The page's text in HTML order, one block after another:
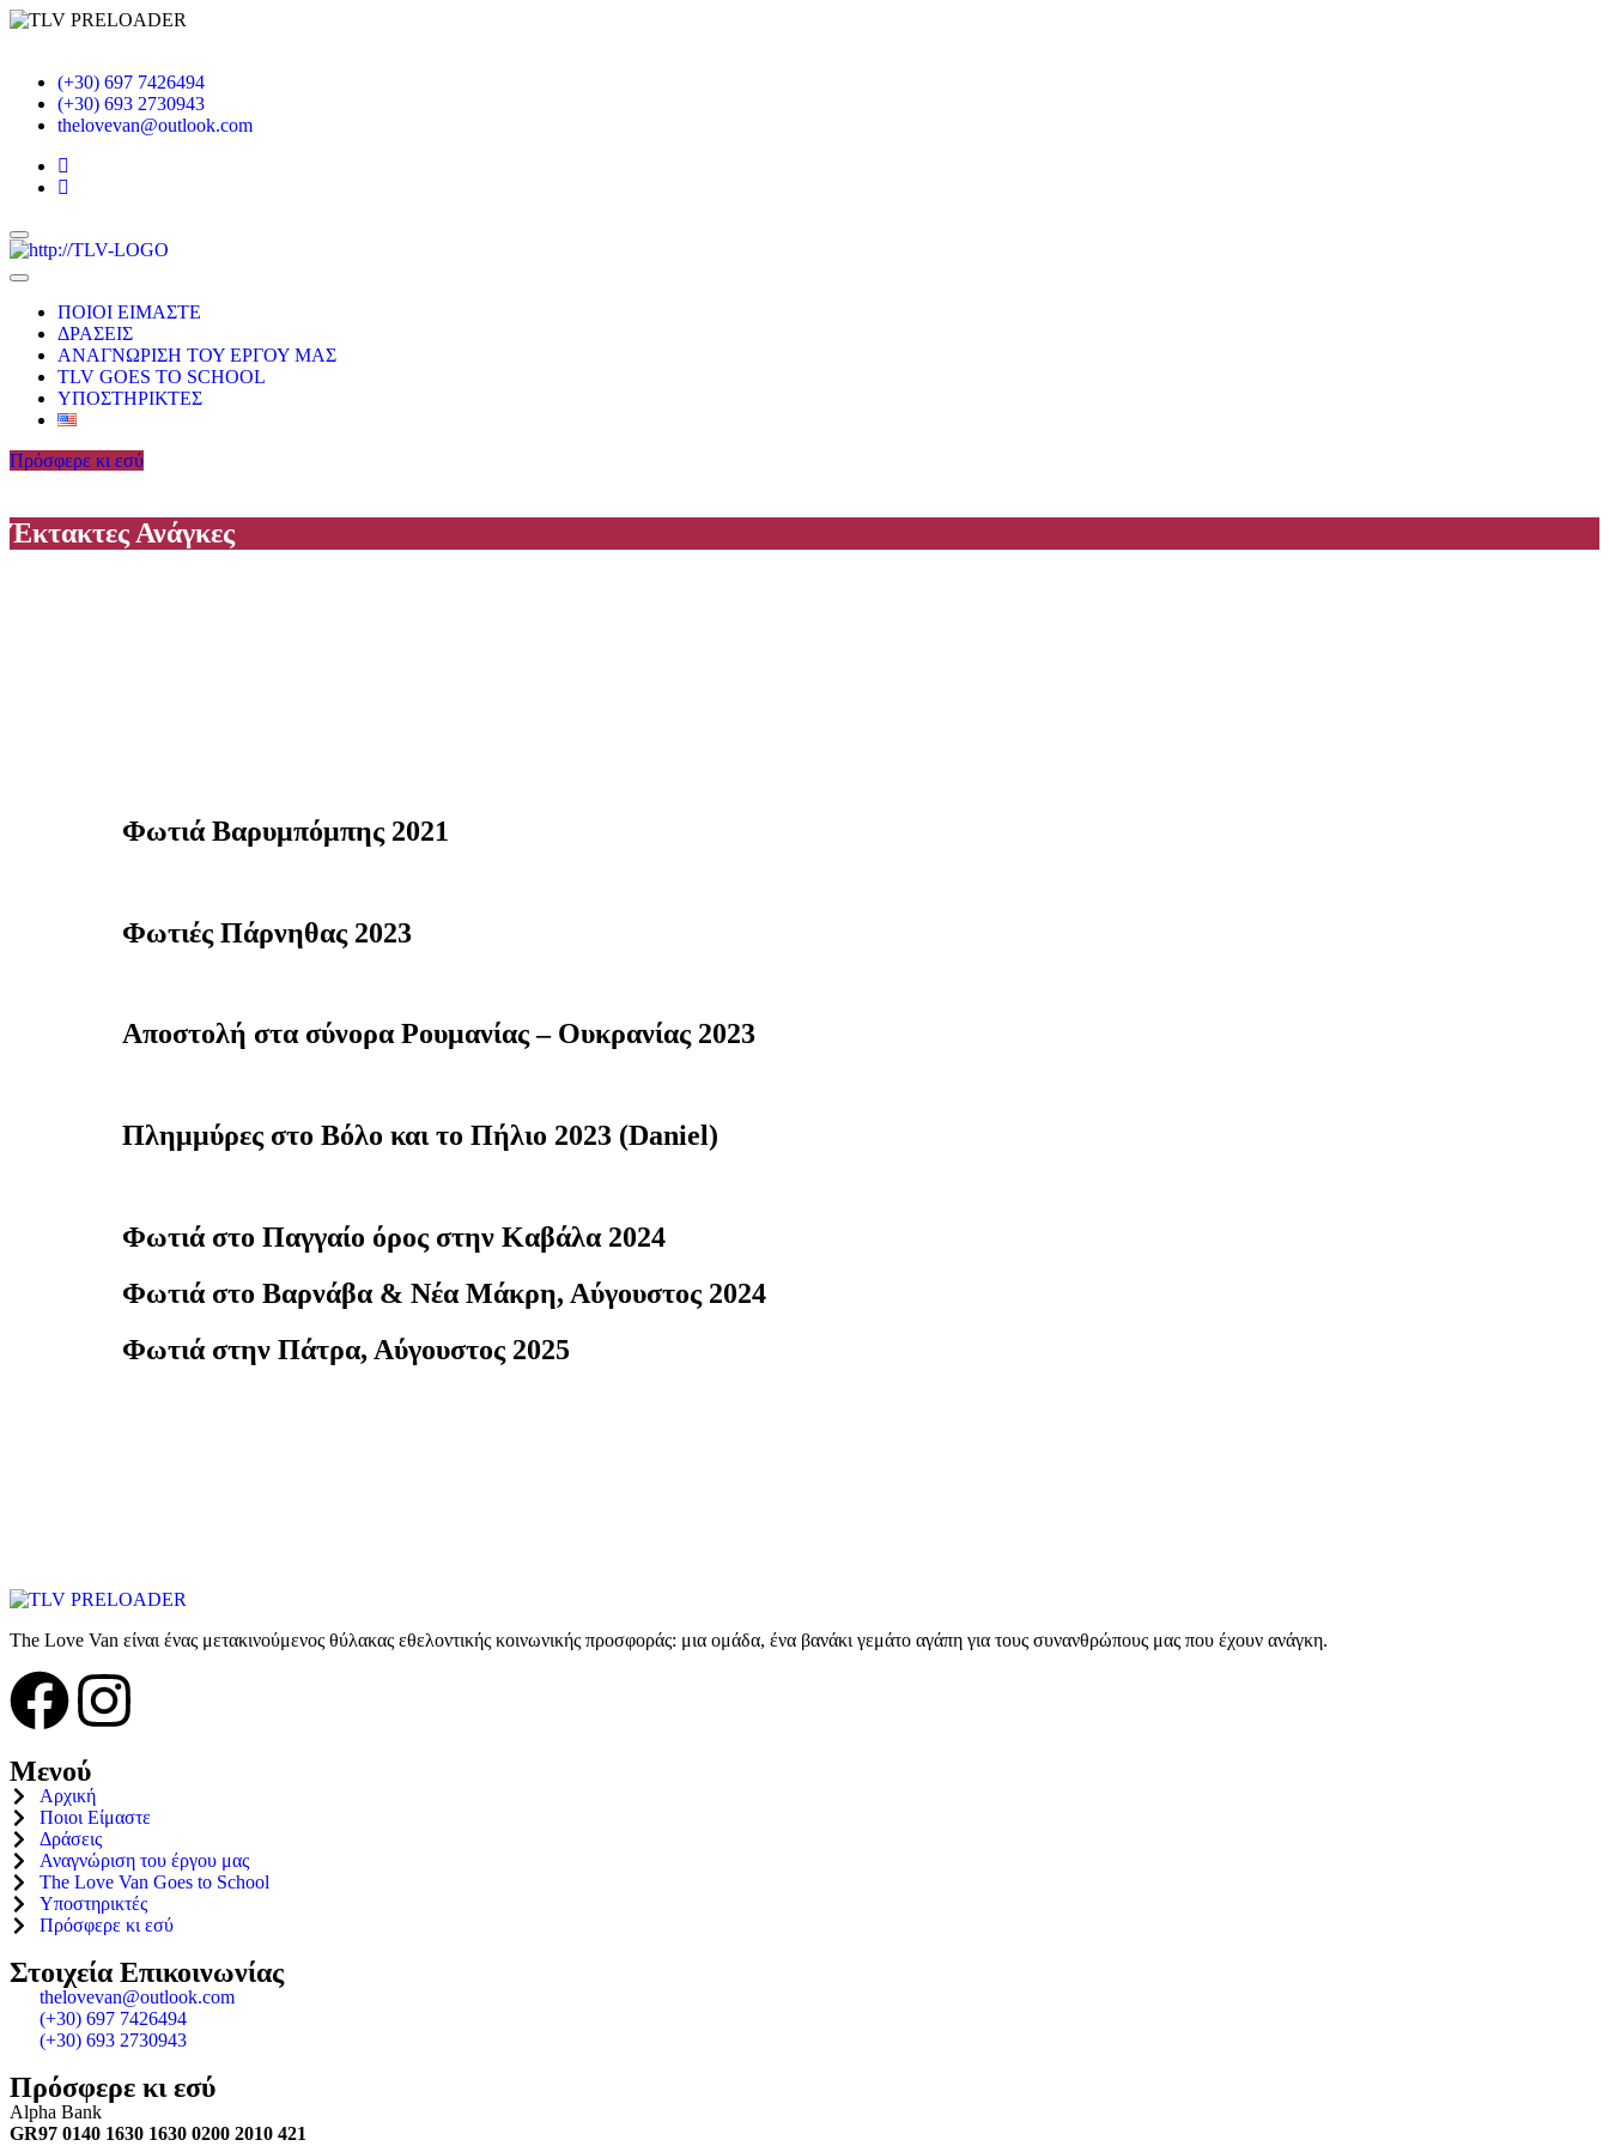
(+30) 697 7426494
(+30) 693 2730943
thelovevan@outlook.com
Toggle
navigation
ΠΟΙΟΙ ΕΙΜΑΣΤΕ
ΔΡΑΣΕΙΣ
ΑΝΑΓΝΩΡΙΣΗ ΤΟΥ ΕΡΓΟΥ ΜΑΣ
TLV GOES TO SCHOOL
ΥΠΟΣΤΗΡΙΚΤΕΣ
Πρόσφερε κι εσύ
Έκτακτες Ανάγκες
Φωτιά Βαρυμπόμπης 2021
Φωτιές Πάρνηθας 2023
Αποστολή στα σύνορα Ρουμανίας – Ουκρανίας 2023
Πλημμύρες στο Βόλο και το Πήλιο 2023 (Daniel)
Φωτιά στο Παγγαίο όρος στην Καβάλα 2024
Φωτιά στο Βαρνάβα & Νέα Μάκρη, Αύγουστος 2024
Φωτιά στην Πάτρα, Αύγουστος 2025
The Love Van είναι ένας μετακινούμενος θύλακας εθελοντικής κοινωνικής προσφοράς: μια ομάδα, ένα βανάκι γεμάτο αγάπη για τους συνανθρώπους μας που έχουν ανάγκη.
Μενού
Αρχική
Ποιοι Είμαστε
Δράσεις
Αναγνώριση του έργου μας
The Love Van Goes to School
Υποστηρικτές
Πρόσφερε κι εσύ
Στοιχεία Επικοινωνίας
thelovevan@outlook.com
(+30) 697 7426494
(+30) 693 2730943
Πρόσφερε κι εσύ
Alpha Bank
GR97 0140 1630 1630 0200 2010 421